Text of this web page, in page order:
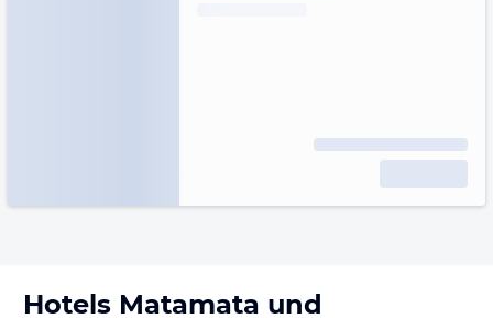
Hotels Matamata und